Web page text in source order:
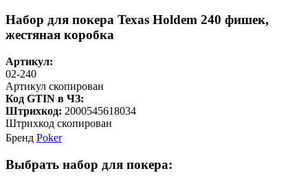
Набор для покера Texas Holdem 240 фишек,
жестяная коробка
Артикул:
02-240
Артикул скопирован
Код GTIN в ЧЗ:
Штрихкод: 2000545618034
Штрихкод скопирован
Бренд Poker
Выбрать набор для покера: